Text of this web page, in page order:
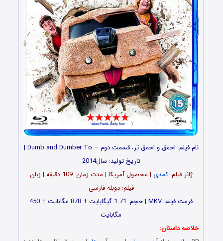
نام فیلم: احمق و احمق تر، قسمت دوم – Dumb and Dumber To |
تاریخ تولید: سال2014
ژانر فیلم:کمدی
| محصول آمریکا | مدت زمان: 109 دقیقه | زبان
فیلم: دوبله فارسی
فرمت فیلم: MKV | حجم: 1.71 گیگابایت + 878 مگابایت + 450
مگابایت
خلاصه داستان: